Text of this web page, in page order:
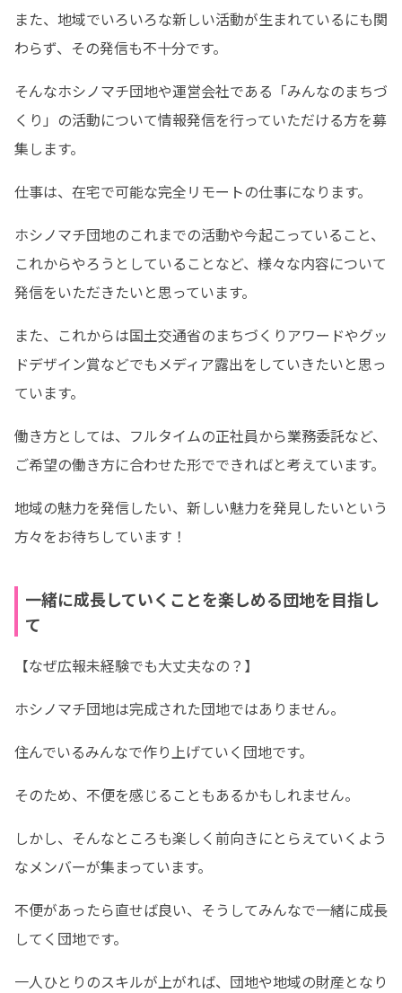
また、地域でいろいろな新しい活動が生まれているにも関
わらず、その発信も不十分です。
そんなホシノマチ団地や運営会社である「みんなのまちづ
くり」の活動について情報発信を行っていただける方を募
集します。
仕事は、在宅で可能な完全リモートの仕事になります。
ホシノマチ団地のこれまでの活動や今起こっていること、
これからやろうとしていることなど、様々な内容について
発信をいただきたいと思っています。
また、これからは国土交通省のまちづくりアワードやグッ
ドデザイン賞などでもメディア露出をしていきたいと思っ
ています。
働き方としては、フルタイムの正社員から業務委託など、
ご希望の働き方に合わせた形でできればと考えています。
地域の魅力を発信したい、新しい魅力を発見したいという
方々をお待ちしています！
一緒に成長していくことを楽しめる団地を目指し
て
【なぜ広報未経験でも大丈夫なの？】
ホシノマチ団地は完成された団地ではありません。
住んでいるみんなで作り上げていく団地です。
そのため、不便を感じることもあるかもしれません。
しかし、そんなところも楽しく前向きにとらえていくよう
なメンバーが集まっています。
不便があったら直せば良い、そうしてみんなで一緒に成長
してく団地です。
一人ひとりのスキルが上がれば、団地や地域の財産となり